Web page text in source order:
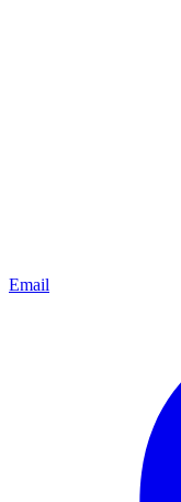
Email